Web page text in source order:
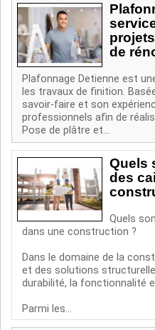
de
Plafonnage Detienne est
les travaux de finition.
savoir-faire et son
professionnels afin de
Pose de plâtre et...
Quels
des
Quels
dans une construction ?
Dans le domaine de la
et des solutions
durabilité, la fonctionnalité
Parmi les...